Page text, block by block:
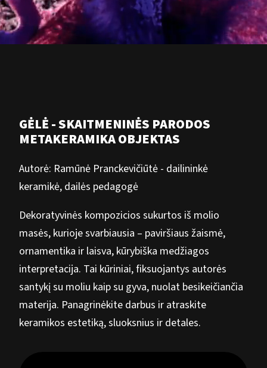
GĖLĖ - SKAITMENINĖS PARODOS
METAKERAMIKA OBJEKTAS
Autorė: Ramūnė Pranckevičiūtė - dailininkė
keramikė, dailės pedagogė
Dekoratyvinės kompozicios sukurtos iš molio
masės, kurioje svarbiausia – paviršiaus žaismė,
ornamentika ir laisva, kūrybiška medžiagos
interpretacija. Tai kūriniai, fiksuojantys autorės
santykį su moliu kaip su gyva, nuolat besikeičiančia
materija. Panagrinėkite darbus ir atraskite
keramikos estetiką, sluoksnius ir detales.